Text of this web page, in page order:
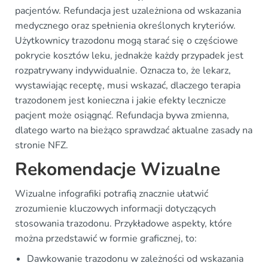
pacjentów. Refundacja jest uzależniona od wskazania
medycznego oraz spełnienia określonych kryteriów.
Użytkownicy trazodonu mogą starać się o częściowe
pokrycie kosztów leku, jednakże każdy przypadek jest
rozpatrywany indywidualnie. Oznacza to, że lekarz,
wystawiając receptę, musi wskazać, dlaczego terapia
trazodonem jest konieczna i jakie efekty lecznicze
pacjent może osiągnąć. Refundacja bywa zmienna,
dlatego warto na bieżąco sprawdzać aktualne zasady na
stronie NFZ.
Rekomendacje Wizualne
Wizualne infografiki potrafią znacznie ułatwić
zrozumienie kluczowych informacji dotyczących
stosowania trazodonu. Przykładowe aspekty, które
można przedstawić w formie graficznej, to:
Dawkowanie trazodonu w zależności od wskazania